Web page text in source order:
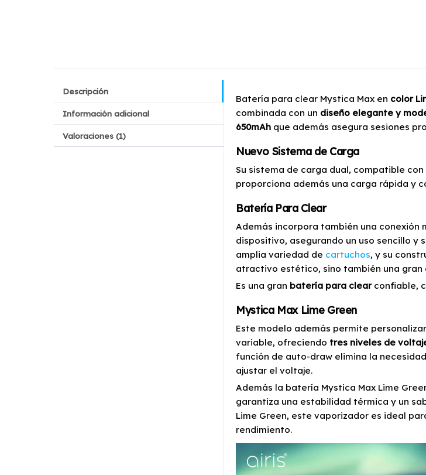
Descripción
Información adicional
Valoraciones (1)
Batería para clear Mystica Max en color
combinada con un diseño elegante y
650mAh que además asegura sesiones
Nuevo Sistema de Carga
Su sistema de carga dual, compatible
proporciona además una carga rápida y
Batería Para Clear
Además incorpora también una
dispositivo, asegurando un uso sencillo y
amplia variedad de cartuchos, y su
atractivo estético, sino también una gran
Es una gran batería para clearconfiable,
Mystica Max Lime Green
Este modelo además permite
variable, ofreciendo tres niveles de
función de auto-draw elimina la
ajustar el voltaje.
Además la batería Mystica Max Lime
garantiza una estabilidad térmica y un
Lime Green, este vaporizador es ideal
rendimiento.